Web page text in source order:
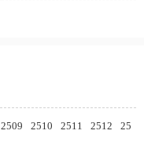
2509 2510 2511 2512
25